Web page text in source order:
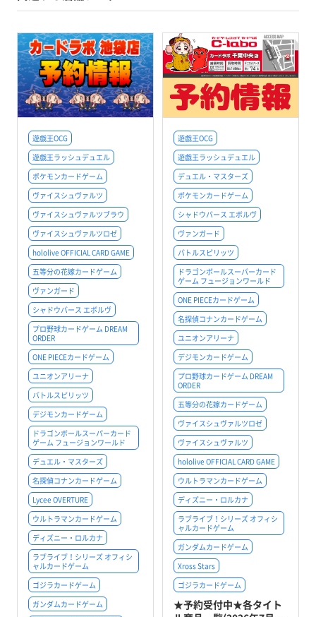
遊戯王OCG
遊戯王ラッシュデュエル
ポケモンカードゲーム
ヴァイスシュヴァルツ
ヴァイスシュヴァルツブラウ
ヴァイスシュヴァルツロゼ
hololive OFFICIAL CARD GAME
五等分の花嫁カードゲーム
ヴァンガード
シャドウバース エボルヴ
プロ野球カードゲーム DREAM
ORDER
ONE PIECEカードゲーム
ユニオンアリーナ
バトルスピリッツ
デジモンカードゲーム
ドラゴンボールスーパーカード
ゲーム フュージョンワールド
デュエル・マスターズ
名探偵コナンカードゲーム
Lycee OVERTURE
ウルトラマンカードゲーム
ディズニー・ロルカナ
ラブライブ！シリーズ オフィシ
ャルカードゲーム
ゴジラカードゲーム
ガンダムカードゲーム
遊戯王OCG
遊戯王ラッシュデュエル
デュエル・マスターズ
ポケモンカードゲーム
シャドウバース エボルヴ
ヴァンガード
バトルスピリッツ
ドラゴンボールスーパーカード
ゲーム フュージョンワールド
ONE PIECEカードゲーム
名探偵コナンカードゲーム
ユニオンアリーナ
デジモンカードゲーム
プロ野球カードゲーム DREAM
ORDER
五等分の花嫁カードゲーム
ヴァイスシュヴァルツロゼ
ヴァイスシュヴァルツ
hololive OFFICIAL CARD GAME
ウルトラマンカードゲーム
ディズニー・ロルカナ
ラブライブ！シリーズ オフィシ
ャルカードゲーム
ガンダムカードゲーム
Xross Stars
ゴジラカードゲーム
★予約受付中★各タイト